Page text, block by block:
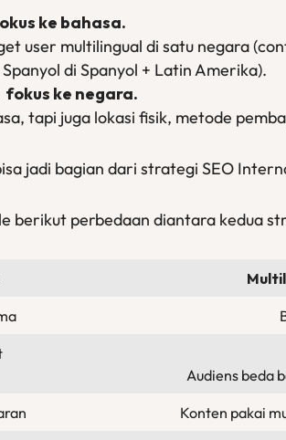
ke bahasa.
user multilingual di satu negara
di Spanyol + Latin Amerika).
ke negara.
tapi juga lokasi fisik, metode
jadi bagian dari strategi SEO
berikut perbedaan diantara kedua
Audiens beda
Konten pakai